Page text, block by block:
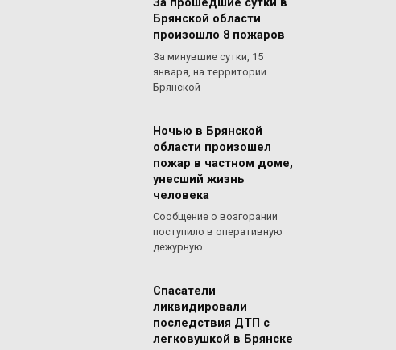
За прошедшие сутки в
Брянской области
произошло 8 пожаров
За минувшие сутки, 15
января, на территории
Брянской
Ночью в Брянской
области произошел
пожар в частном доме,
унесший жизнь
человека
Сообщение о возгорании
поступило в оперативную
дежурную
Спасатели
ликвидировали
последствия ДТП с
легковушкой в Брянске